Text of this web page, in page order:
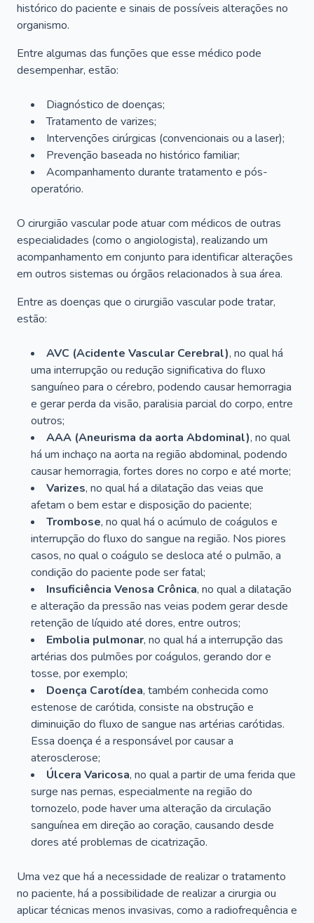
histórico do paciente e sinais de possíveis alterações no
organismo.
Entre algumas das funções que esse médico pode
desempenhar, estão:
Diagnóstico de doenças;
Tratamento de varizes;
Intervenções cirúrgicas (convencionais ou a laser);
Prevenção baseada no histórico familiar;
Acompanhamento durante tratamento e pós-
operatório.
O cirurgião vascular pode atuar com médicos de outras
especialidades (como o angiologista), realizando um
acompanhamento em conjunto para identificar alterações
em outros sistemas ou órgãos relacionados à sua área.
Entre as doenças que o cirurgião vascular pode tratar,
estão:
AVC (Acidente Vascular Cerebral), no qual há
uma interrupção ou redução significativa do fluxo
sanguíneo para o cérebro, podendo causar hemorragia
e gerar perda da visão, paralisia parcial do corpo, entre
outros;
AAA (Aneurisma da aorta Abdominal), no qual
há um inchaço na aorta na região abdominal, podendo
causar hemorragia, fortes dores no corpo e até morte;
Varizes, no qual há a dilatação das veias que
afetam o bem estar e disposição do paciente;
Trombose, no qual há o acúmulo de coágulos e
interrupção do fluxo do sangue na região. Nos piores
casos, no qual o coágulo se desloca até o pulmão, a
condição do paciente pode ser fatal;
Insuficiência Venosa Crônica, no qual a dilatação
e alteração da pressão nas veias podem gerar desde
retenção de líquido até dores, entre outros;
Embolia pulmonar, no qual há a interrupção das
artérias dos pulmões por coágulos, gerando dor e
tosse, por exemplo;
Doença Carotídea, também conhecida como
estenose de carótida, consiste na obstrução e
diminuição do fluxo de sangue nas artérias carótidas.
Essa doença é a responsável por causar a
aterosclerose;
Úlcera Varicosa, no qual a partir de uma ferida que
surge nas pernas, especialmente na região do
tornozelo, pode haver uma alteração da circulação
sanguínea em direção ao coração, causando desde
dores até problemas de cicatrização.
Uma vez que há a necessidade de realizar o tratamento
no paciente, há a possibilidade de realizar a cirurgia ou
aplicar técnicas menos invasivas, como a radiofrequência e